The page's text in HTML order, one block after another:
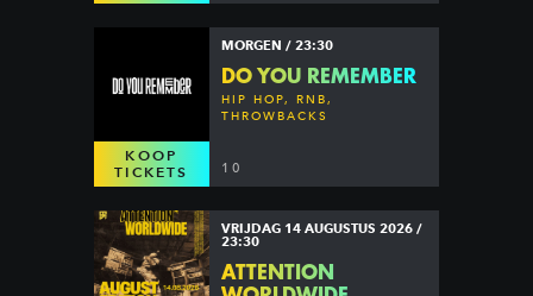
KOOP
TICKETS
MORGEN / 23:30
DO YOU REMEMBER
HIP HOP, RNB,
THROWBACKS
10
VRIJDAG 14 AUGUSTUS 2026 /
23:30
ATTENTION